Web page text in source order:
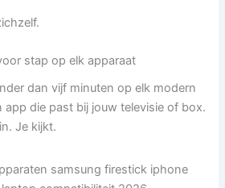
stap op elk apparaat
dan vijf minuten op elk modern
app die past bij jouw televisie of box.
Je kijkt.